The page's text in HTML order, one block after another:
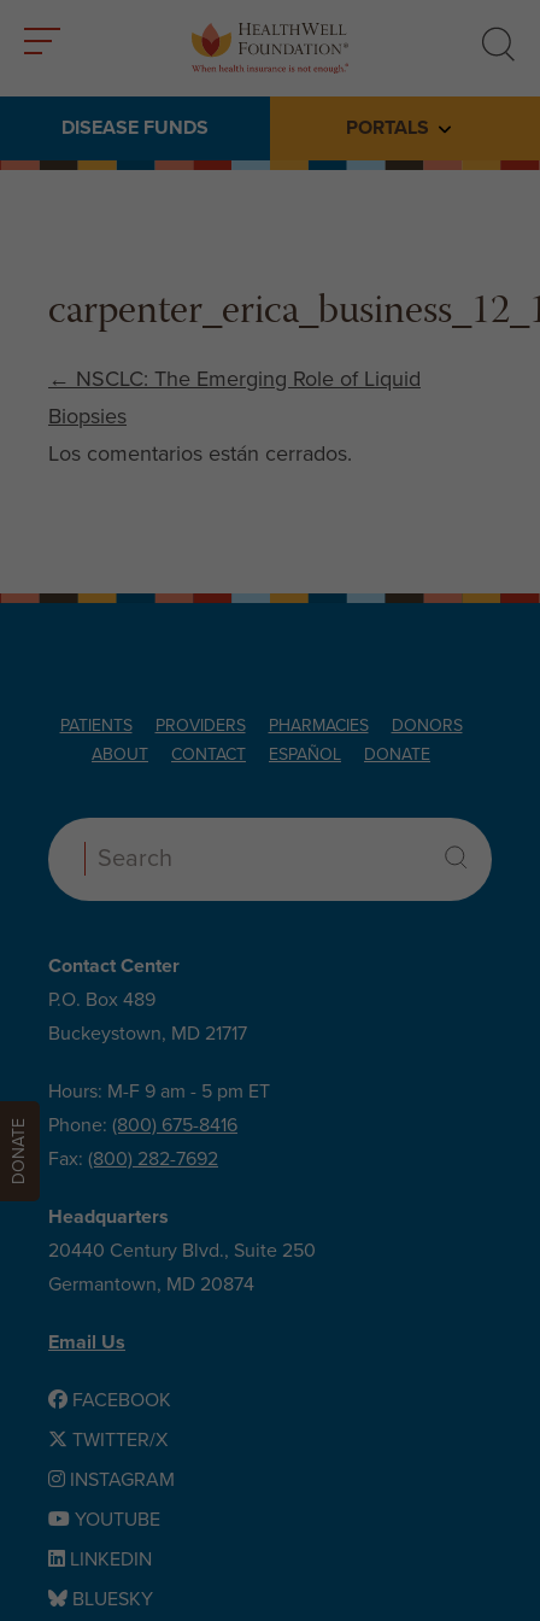
search
DISEASE FUNDS PORTALS Toggle
Post navigation
← NSCLC: The Emerging Role of Liquid
Biopsies
Los comentarios están cerrados.
PATIENTS PROVIDERS PHARMACIES
DONORS
ABOUT
CONTACT ESPAÑOL DONATE
Search:
Contact Center
P.O. Box 489
Buckeystown, MD 21717
Hours: M-F 9 am - 5 pm ET
Phone: (800) 675-8416
Fax: (800) 282-7692
Headquarters
20440 Century Blvd., Suite 250
Germantown, MD 20874
Email Us
FACEBOOK
TWITTER/X
INSTAGRAM
YOUTUBE
LINKEDIN
BLUESKY
DONATE